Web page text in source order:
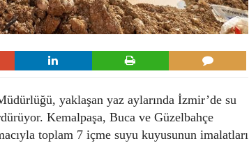
yaklaşan yaz aylarında İzmir’de su
Kemalpaşa, Buca ve Güzelbahçe
toplam 7 içme suyu kuyusunun imalatları